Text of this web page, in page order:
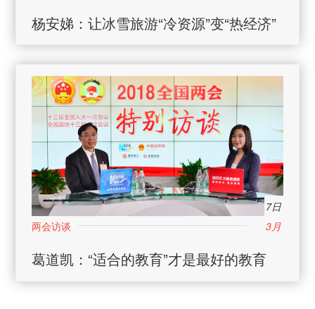
杨安娣：让冰雪旅游“冷资源”变“热经济”
7日
3月
葛道凯：“适合的教育”才是最好的教育